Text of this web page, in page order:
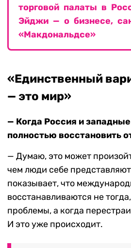
торговой палаты в
Эйджи — о бизнесе,
«Макдональдсе»
«Единственный
— это мир»
— Когда Россия и
полностью восстановить
— Думаю, это может
чем люди себе
показывает, что
восстанавливаются не
проблемы, а когда
И это уже происходит.